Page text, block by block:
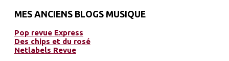
MES ANCIENS BLOGS MUSIQUE
Pop revue Express
Des chips et du rosé
Netlabels Revue